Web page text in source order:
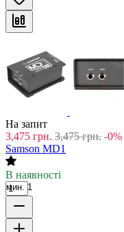
На запит
3,475 грн. 3,475 грн. -0%
Samson MD1
В наявності
мин. 1